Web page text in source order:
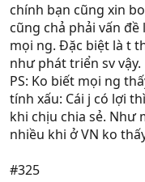
chính bạn cũng xin
cũng chả phải vấn
mọi ng. Đặc biệt là t
như phát triển sv vậy.
PS: Ko biết mọi ng
tính xấu: Cái j có lợi
khi chịu chia sẻ. Như
nhiều khi ở VN ko
#325